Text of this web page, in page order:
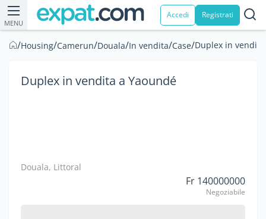
MENU
Accedi Registrati
/Housing/Camerun/Douala/In vendita/Case/Duplex in
Duplex in vendita a Yaoundé
Douala, Littoral
Fr 140000000
Negoziabile